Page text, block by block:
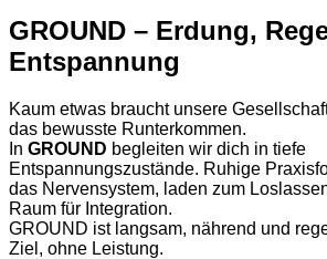
GROUND – Erdung,
Entspannung
Kaum etwas braucht unsere
das bewusste Runterkommen.
In GROUND begleiten wir dich in tiefe
Entspannungszustände. Ruhige
das Nervensystem, laden zum
Raum für Integration.
GROUND ist langsam, nährend und
Ziel, ohne Leistung.